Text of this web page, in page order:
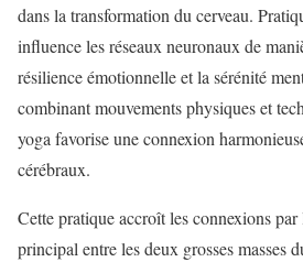
dans la transformation du cerveau.
influence les réseaux neuronaux de
résilience émotionnelle et la sérénité
combinant mouvements physiques et
yoga favorise une connexion
cérébraux.
Cette pratique accroît les connexions
principal entre les deux grosses masses